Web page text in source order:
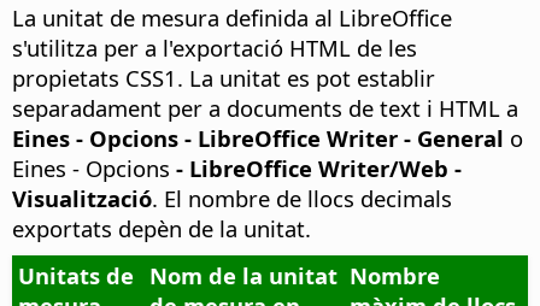
La unitat de mesura definida al LibreOffice
s'utilitza per a l'exportació HTML de les
propietats CSS1. La unitat es pot establir
separadament per a documents de text i HTML a
Eines - Opcions - LibreOffice Writer - General o
Eines - Opcions - LibreOffice Writer/Web -
Visualització. El nombre de llocs decimals
exportats depèn de la unitat.
Unitats de Nom de la unitat Nombre